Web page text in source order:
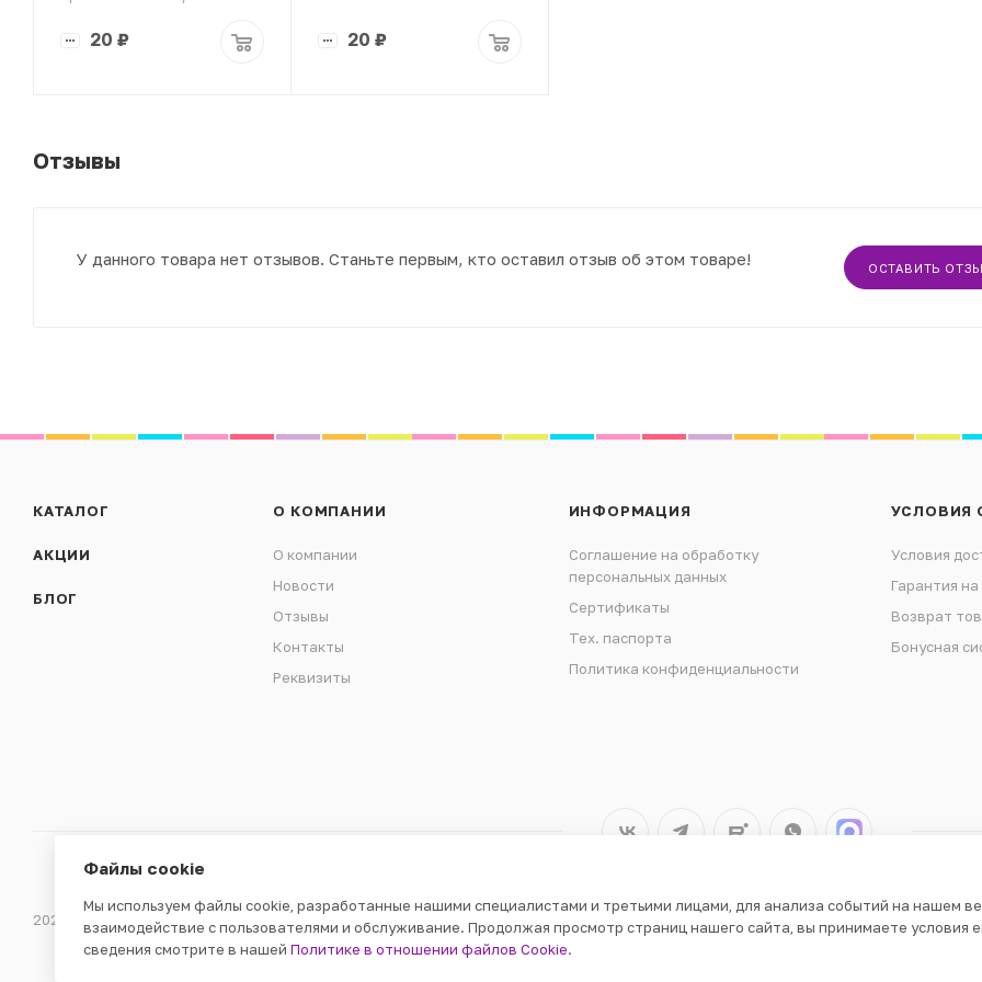
20 ₽ 20 ₽
Отзывы
ОСТАВИТЬ
У данного товара нет отзывов. Станьте первым, кто оставил отзыв об этом товаре!
КАТАЛОГ
АКЦИИ
БЛОГ
О КОМПАНИИ
О компании
Новости
Отзывы
Контакты
Реквизиты
ИНФОРМАЦИЯ
Соглашение на обработку
персональных данных
Сертификаты
Тех. паспорта
Политика конфиденциальности
УСЛОВИЯ
Условия
Гарантия
Возврат
Бонусная
2026 © ООО «ВЕНДГАМ» © 2000-2025
Файлы cookie
Мы используем файлы cookie, разработанные нашими специалистами и третьими лицами, для анализа событий на нашем
взаимодействие с пользователями и обслуживание. Продолжая просмотр страниц нашего сайта, вы принимаете условия
сведения смотрите в нашей Политике в отношении файлов Cookie.